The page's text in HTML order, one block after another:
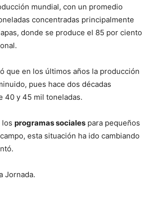
mundial, con un promedio
concentradas principalmente
donde se produce el 85 por ciento
que en los últimos años la producción
pues hace dos décadas
40 y 45 mil toneladas.
los programas sociales para pequeños
esta situación ha ido cambiando
Jornada.